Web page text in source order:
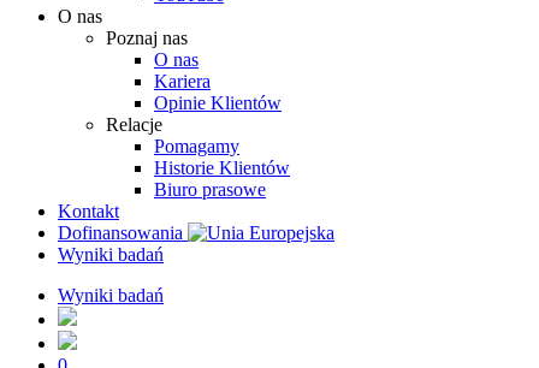
O nas
Poznaj nas
O nas
Kariera
Opinie Klientów
Relacje
Pomagamy
Historie Klientów
Biuro prasowe
Kontakt
Dofinansowania
Wyniki badań
Wyniki badań